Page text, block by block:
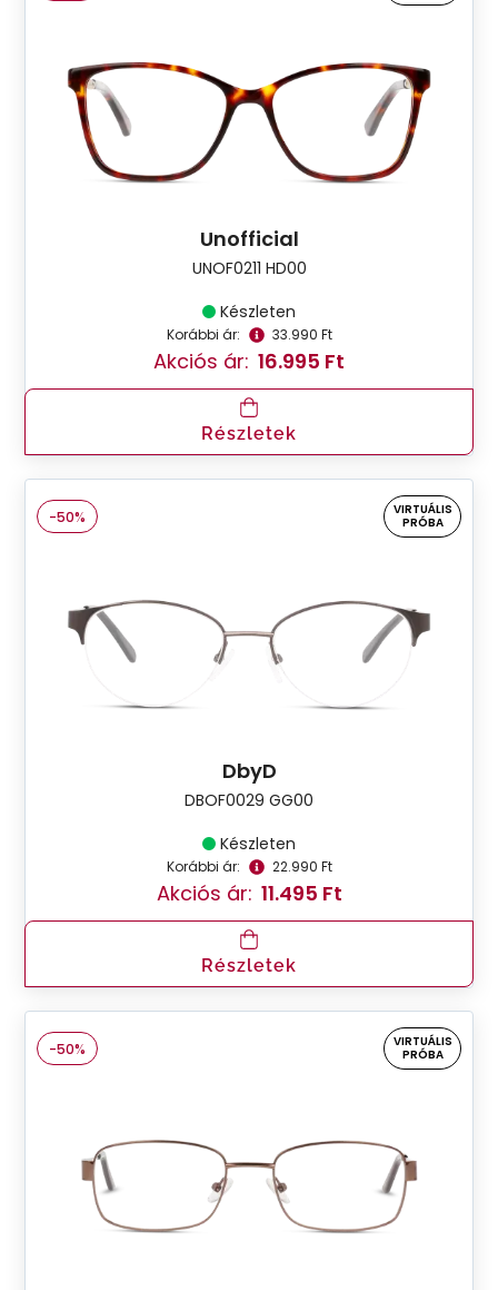
Unofficial
UNOF0211 HD00
Készleten
Korábbi ár: 33.990 Ft
Akciós ár: 16.995 Ft
Részletek
-50%
VIRTUÁLIS
PRÓBA
DbyD
DBOF0029 GG00
Készleten
Korábbi ár: 22.990 Ft
Akciós ár: 11.495 Ft
Részletek
-50%
VIRTUÁLIS
PRÓBA